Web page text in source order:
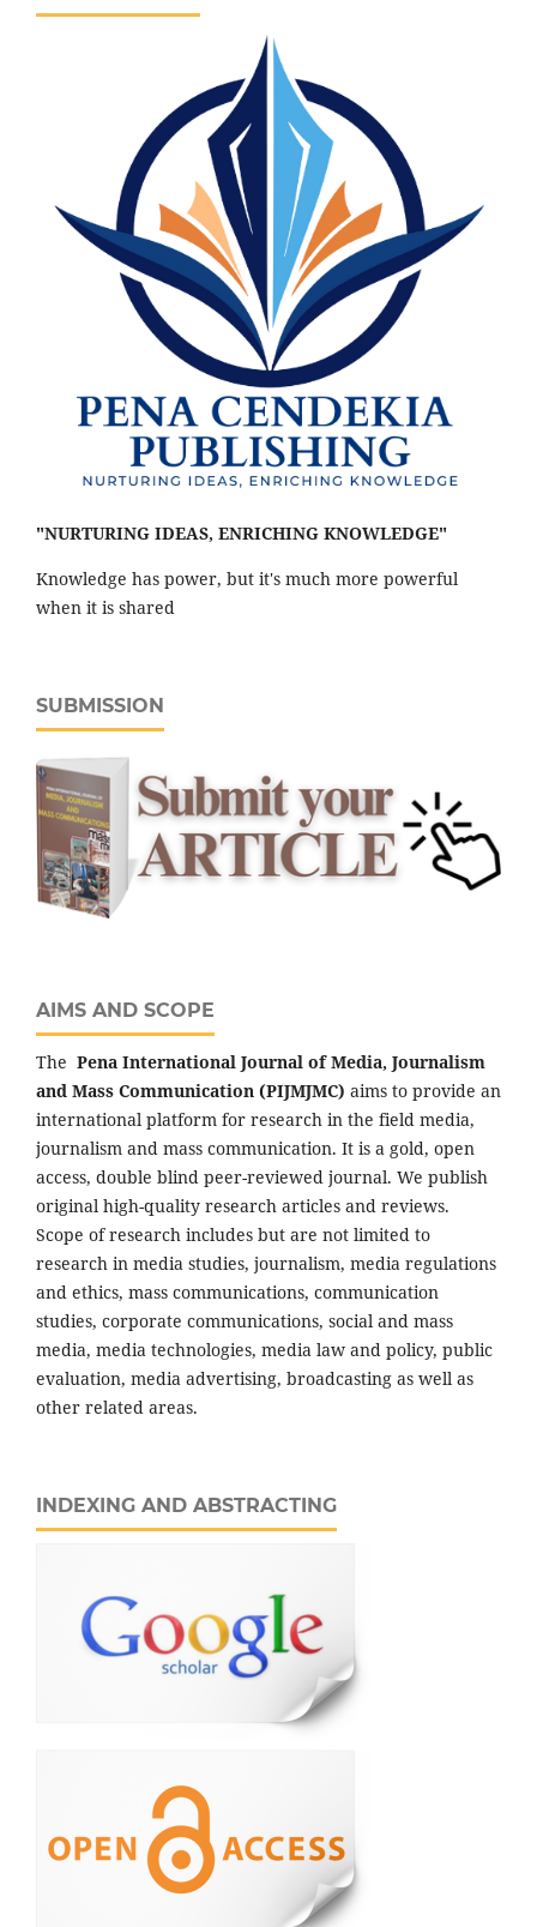
"NURTURING IDEAS, ENRICHING KNOWLEDGE"
Knowledge has power, but it's much more powerful
when it is shared
SUBMISSION
AIMS AND SCOPE
The Pena International Journal of Media, Journalism
and Mass Communication (PIJMJMC) aims to provide an
international platform for research in the field media,
journalism and mass communication. It is a gold, open
access, double blind peer-reviewed journal. We publish
original high-quality research articles and reviews.
Scope of research includes but are not limited to
research in media studies, journalism, media regulations
and ethics, mass communications, communication
studies, corporate communications, social and mass
media, media technologies, media law and policy, public
evaluation, media advertising, broadcasting as well as
other related areas.
INDEXING AND ABSTRACTING